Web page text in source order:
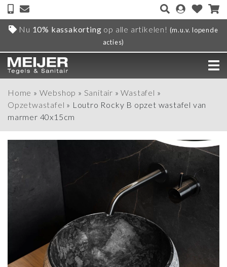
Nu 10% kassakorting op alle artikelen! (m.u.v. lopende
acties)
Home » Webshop » Sanitair »Wastafel »
Opzetwastafel » Loutro Rocky B opzet wastafel van
marmer 40x15cm